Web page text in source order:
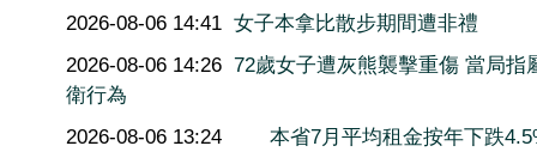
2026-08-06 14:41 女子本拿比散步期間遭非禮
2026-08-06 14:26 72歲女子遭灰熊襲擊重傷 當局指
衛行為
2026-08-06 13:24
本省7月平均租金按年下跌